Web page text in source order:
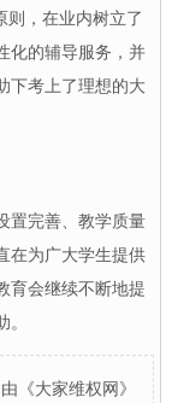
则，在业内树立了
化的辅导服务，并
下考上了理想的大
置完善、教学质量
在为广大学生提供
育会继续不断地提
《大家维权网》